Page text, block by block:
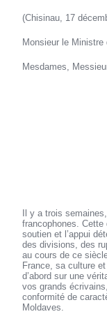
(Chisinau, 17
Monsieur le Ministre
Mesdames,
Il y a trois
francophones.
soutien et l’appui
des divisions, des
au cours de ce
France, sa culture
d’abord sur une
vos grands
conformité de
Moldaves.